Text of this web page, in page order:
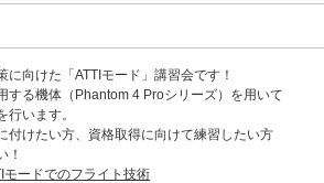
に向けた「ATTIモード」講習会です！
する機体（Phantom 4 Proシリーズ）を用いて
行います。
付けたい方、資格取得に向けて練習したい方
！
ードでのフライト技術